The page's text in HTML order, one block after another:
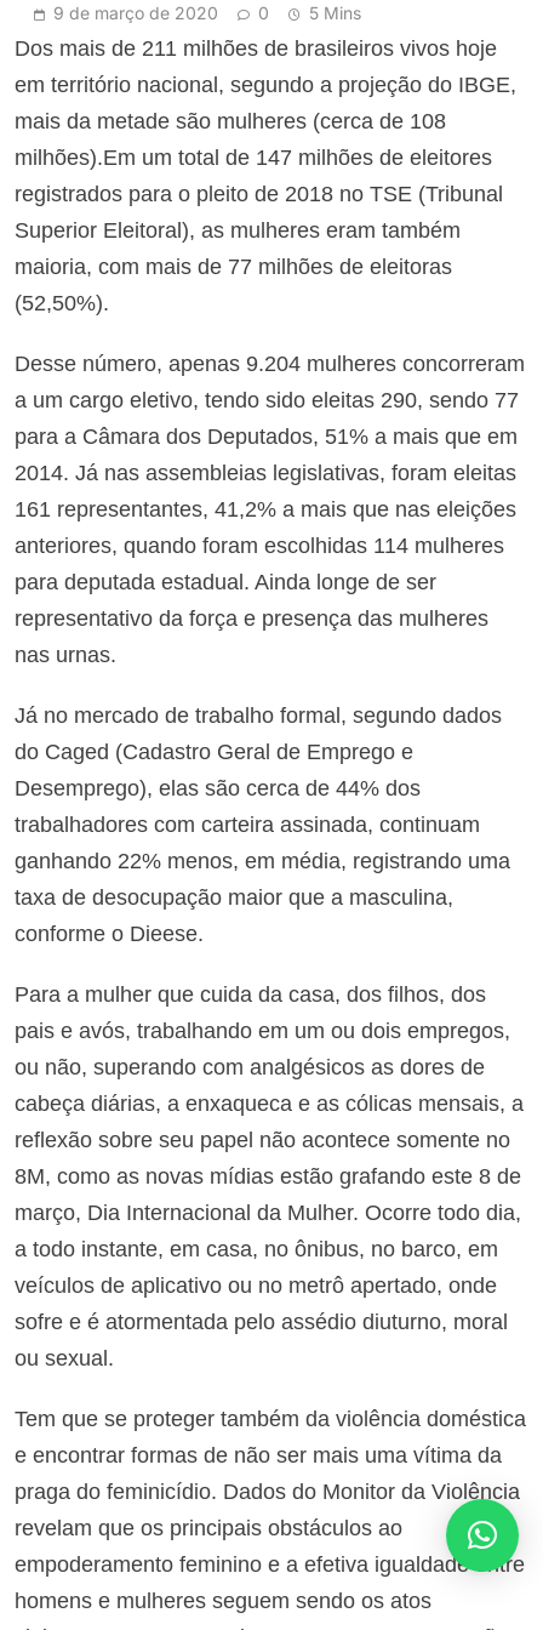
9 de março de 2020 0 5 Mins
Dos mais de 211 milhões de brasileiros vivos hoje
em território nacional, segundo a projeção do IBGE,
mais da metade são mulheres (cerca de 108
milhões).Em um total de 147 milhões de eleitores
registrados para o pleito de 2018 no TSE (Tribunal
Superior Eleitoral), as mulheres eram também
maioria, com mais de 77 milhões de eleitoras
(52,50%).
Desse número, apenas 9.204 mulheres concorreram
a um cargo eletivo, tendo sido eleitas 290, sendo 77
para a Câmara dos Deputados, 51% a mais que em
2014. Já nas assembleias legislativas, foram eleitas
161 representantes, 41,2% a mais que nas eleições
anteriores, quando foram escolhidas 114 mulheres
para deputada estadual. Ainda longe de ser
representativo da força e presença das mulheres
nas urnas.
Já no mercado de trabalho formal, segundo dados
do Caged (Cadastro Geral de Emprego e
Desemprego), elas são cerca de 44% dos
trabalhadores com carteira assinada, continuam
ganhando 22% menos, em média, registrando uma
taxa de desocupação maior que a masculina,
conforme o Dieese.
Para a mulher que cuida da casa, dos filhos, dos
pais e avós, trabalhando em um ou dois empregos,
ou não, superando com analgésicos as dores de
cabeça diárias, a enxaqueca e as cólicas mensais, a
reflexão sobre seu papel não acontece somente no
8M, como as novas mídias estão grafando este 8 de
março, Dia Internacional da Mulher. Ocorre todo dia,
a todo instante, em casa, no ônibus, no barco, em
veículos de aplicativo ou no metrô apertado, onde
sofre e é atormentada pelo assédio diuturno, moral
ou sexual.
Tem que se proteger também da violência doméstica
e encontrar formas de não ser mais uma vítima da
praga do feminicídio. Dados do Monitor da Violência
revelam que os principais obstáculos ao
empoderamento feminino e a efetiva igualdade entre
homens e mulheres seguem sendo os atos